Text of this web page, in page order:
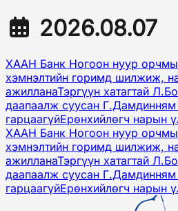
2026.08.07
ХААН Банк Ногоон нуур
хэмнэлтийн горимд шилжиж,
ажилланаТэргүүн хатагтай
даапаалж суусан
гарцаагүйЕрөнхийлөгч нарын
ХААН Банк Ногоон нуур
хэмнэлтийн горимд шилжиж,
ажилланаТэргүүн хатагтай
даапаалж суусан
гарцаагүйЕрөнхийлөгч нарын